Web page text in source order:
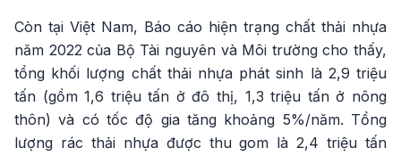
Còn tại Việt Nam, Báo cáo hiện trạng chất thải nhựa
năm 2022 của Bộ Tài nguyên và Môi trường cho thấy,
tổng khối lượng chất thải nhựa phát sinh là 2,9 triệu
tấn (gồm 1,6 triệu tấn ở đô thị, 1,3 triệu tấn ở nông
thôn) và có tốc độ gia tăng khoảng 5%/năm. Tổng
lượng rác thải nhựa được thu gom là 2,4 triệu tấn